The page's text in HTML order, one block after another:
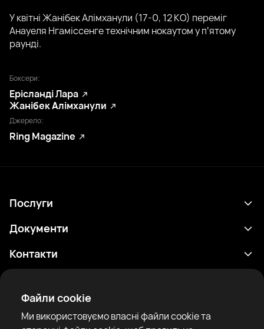
Файли cookie
Ми використовуємо власні файли cookie та
У квітні Жанібек Алімханули (17-0, 12 КО) переміг
Анауеля Нгаміссенге технічним нокаутом у пʼятому
раунді.
Боксери:
Ерісланді Лара
Жанібек Алімханули
Джерело:
Ring Magazine
Послуги
Розклад
Рейтинги
Новини
Документи
Політика конфіденційності
Умови використання
Повідомлення про ризики
Правила спільноти
Контакти